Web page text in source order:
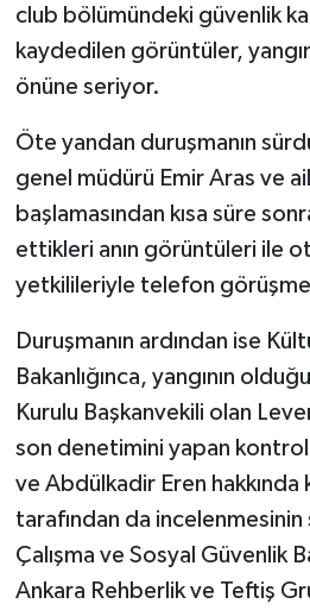
club bölümündeki güvenlik
kaydedilen görüntüler,
önüne seriyor.
Öte yandan duruşmanın
genel müdürü Emir Aras ve
başlamasından kısa süre
ettikleri anın görüntüleri ile
yetkilileriyle telefon
Duruşmanın ardından ise
Bakanlığınca, yangının
Kurulu Başkanvekili olan
son denetimini yapan
ve Abdülkadir Eren hakkında
tarafından da incelenmesinin
Çalışma ve Sosyal Güvenlik
Ankara Rehberlik ve Teftiş